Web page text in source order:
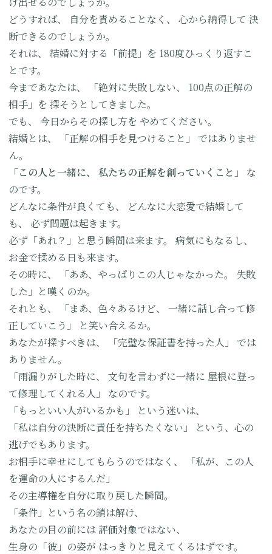
どうすれば、
自分を責めることなく、 心から納得して 決
断できるのでしょうか。
それは、
結婚に対する「前提」を 180度ひっくり返すこ
とです。
今まであなたは、
「絶対に失敗しない、
100点の正解の
相手」を 探そうとしてきました。
でも、
今日からその探し方を やめてください。
結婚とは、
「正解の相手を見つけること」
ではありませ
ん。
「この人と一緒に、
私たちの正解を創っていくこと」
な
のです。
どんなに条件が良くても、
どんなに大恋愛で結婚して
も、
必ず問題は起きます。
必ず「あれ？」と思う瞬間は来ます。
病気にもなるし、
お金で揉める日も来ます。
その時に、
「ああ、やっぱりこの人じゃなかった。
失敗
した」と嘆くのか。
それとも、
「まあ、色々あるけど、
一緒に話し合って修
正していこう」
と笑い合えるか。
あなたが探すべきは、
「完璧な保証書を持った人」
では
ありません。
「雨漏りがした時に、
文句を言わずに一緒に 屋根に登っ
て修理してくれる人」
なのです。
「もっといい人がいるかも」
という迷いは、
「私は自分の決断に責任を持ちたくない」
という、心の
逃げでもあります。
お相手に幸せにしてもらうのではなく、
「私が、この人
を運命の人にするんだ」
その主導権を自分に取り戻した瞬間。
「条件」という名の鎖は解け、
あなたの目の前には評価対象ではない、
生身の「彼」の姿が はっきりと見えてくるはずです。